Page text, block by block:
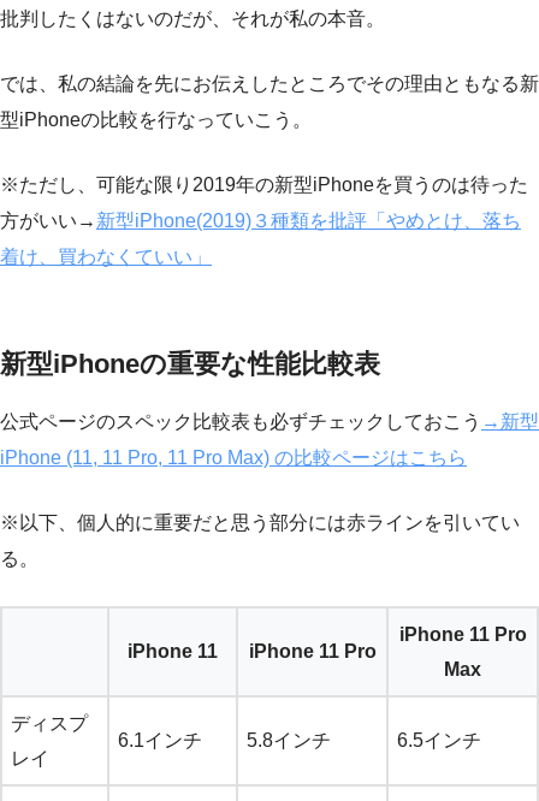
批判したくはないのだが、それが私の本音。
では、私の結論を先にお伝えしたところでその理由ともなる新
型iPhoneの比較を行なっていこう。
※ただし、可能な限り2019年の新型iPhoneを買うのは待った
方がいい→ 新型iPhone(2019)３種類を批評「やめとけ、落ち
着け、買わなくていい」
新型iPhoneの重要な性能比較表
公式ページのスペック比較表も必ずチェックしておこう →新型
iPhone (11, 11 Pro, 11 Pro Max) の比較ページはこちら
※以下、個人的に重要だと思う部分には赤ラインを引いてい
る。
iPhone 11 iPhone 11 Pro
iPhone 11 Pro
Max
ディスプ
レイ
6.1インチ 5.8インチ 6.5インチ